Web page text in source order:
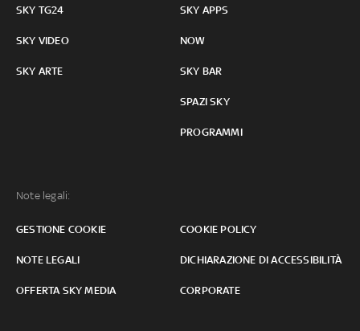
SKY TG24
SKY VIDEO
SKY ARTE
SKY APPS
NOW
SKY BAR
SPAZI SKY
PROGRAMMI
Note legali:
GESTIONE COOKIE COOKIE POLICY
NOTE LEGALI DICHIARAZIONE DI ACCESSIBILITÀ
OFFERTA SKY MEDIA CORPORATE